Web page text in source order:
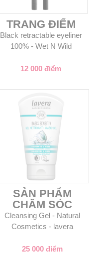
TRANG ĐIỂM
Black retractable eyeliner
100% - Wet N Wild
12 000 điểm
SẢN PHẨM
CHĂM SÓC
Cleansing Gel - Natural
Cosmetics - lavera
25 000 điểm